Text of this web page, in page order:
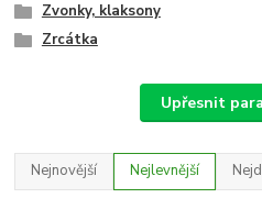
Zvonky, klaksony
Zrcátka
Upřesnit
Nejnovější Nejlevnější